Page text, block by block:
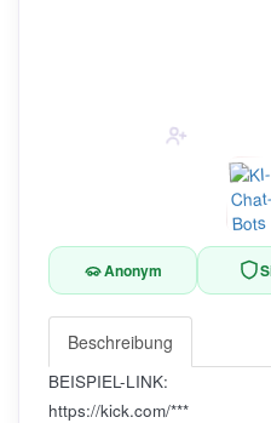
Anonym
Beschreibung
BEISPIEL-LINK:
https://kick.com/***